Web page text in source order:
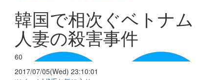
韓国で相次ぐベトナム
人妻の殺害事件
60
2017/07/05(Wed) 23:10:01